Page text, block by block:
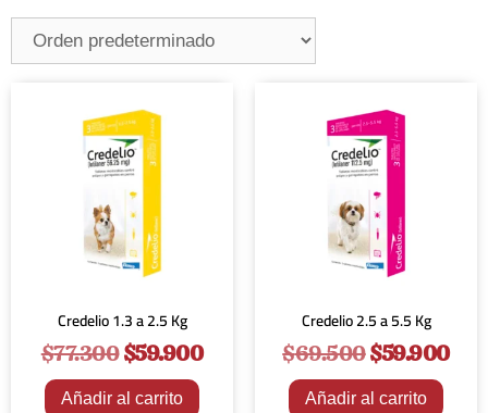
Credelio 1.3 a 2.5 Kg
$77.300$59.900
Añadir al carrito
Credelio 2.5 a 5.5 Kg
$69.500$59.900
Añadir al carrito